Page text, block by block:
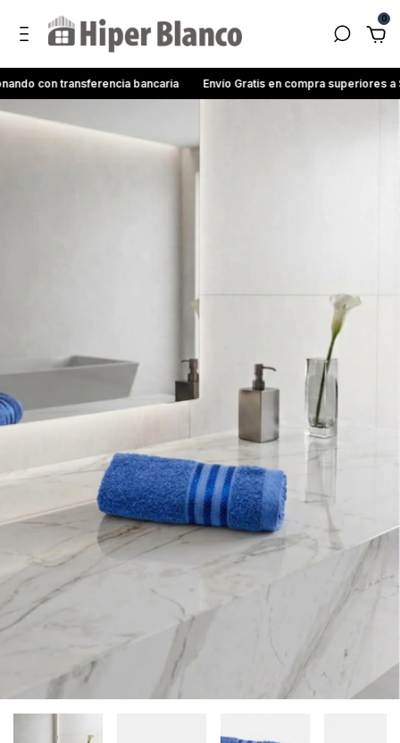
0
transferencia bancaria Envío Gratis en compra superiores a